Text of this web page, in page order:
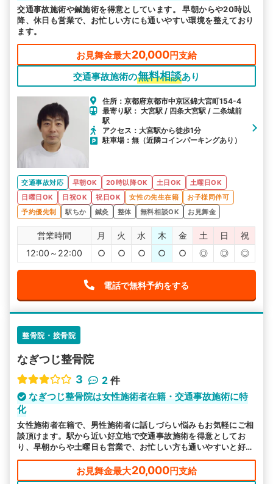
交通事故施術や鍼施術を得意としています。 早朝からや20時以
降、休日も営業で、お忙しい方にも通いやすい環境を整えており
ます。
お見舞金最大20,000円支給
交通事故施術の無料相談あり
住所：京都府京都市中京区錦大宮町154-4
最寄り駅： 大宮駅 / 四条大宮駅 / 二条城前
駅
アクセス：大宮駅から徒歩1分
駐車場：無（近隣コインパーキングあり）
交通事故対応 早朝OK 20時以降OK 土日OK
土曜日OK
日曜日OK
日祝OK 祝日OK 女性の先生在籍
お子様同伴可
予約優先制
駅ちか 鍼灸 整体 無料相談OK お見舞金
営業時間 月 火 水 木 金 土 日
祝
12:00～22:00
○ ○ ○ ○ ○ ◎ ◎ ◎
電話で無料予約をする
整骨院・接骨院
なぎつじ整骨院
3
2 件
なぎつじ整骨院は女性施術者在籍・交通事故施術に特
化
女性施術者在籍で、男性施術者に話しづらい悩みもお気軽にご相
談頂けます。駅から近い好立地で交通事故施術を得意としてお
り、早朝からや土曜日も営業で、お忙しい方も通いやすいと好評
です。
お見舞金最大20,000円支給